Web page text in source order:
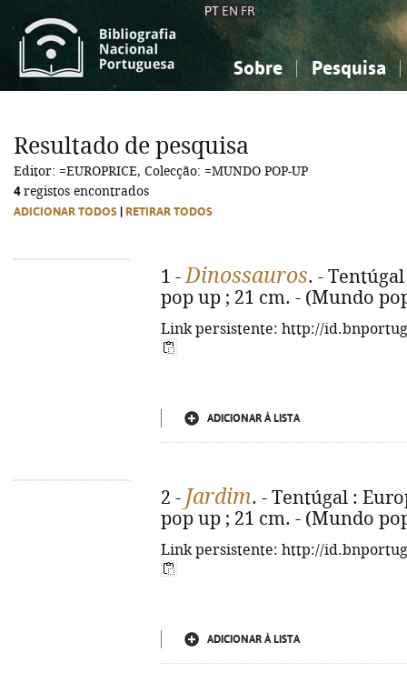
PT EN FR
Sobre Pesquisa
Ciências sociais...
Ciências sociais...
Resultado de pesquisa
Editor: =EUROPRICE, Colecção: =MUNDO POP-UP
4registos encontrados
ADICIONAR TODOS RETIRAR TODOS
1 -Dinossauros. -
pop up ; 21 cm. - (Mundo
Link persistente: http://
ADICIONAR À LISTA
2 - Jardim. - Tentúgal :
pop up ; 21 cm. - (Mundo
Link persistente: http://
ADICIONAR À LISTA